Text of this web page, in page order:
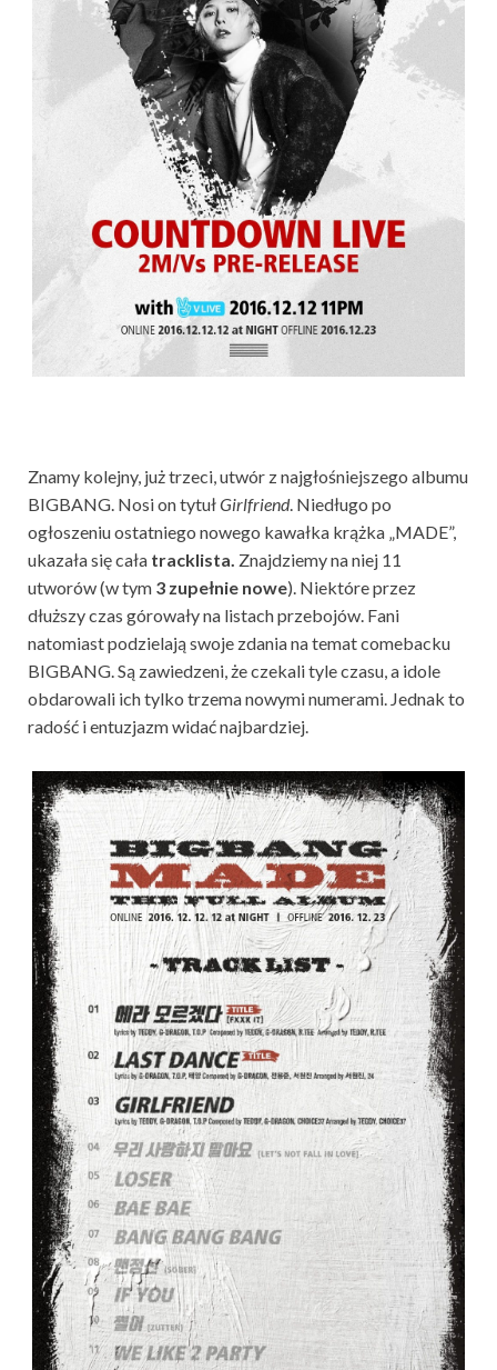
Znamy kolejny, już trzeci, utwór z najgłośniejszego albumu
BIGBANG. Nosi on tytułGirlfriend. Niedługo po
ogłoszeniu ostatniego nowego kawałka krążka „MADE”,
ukazała się cała tracklista. Znajdziemy na niej 11
utworów (w tym 3 zupełnie nowe). Niektóre przez
dłuższy czas górowały na listach przebojów. Fani
natomiast podzielają swoje zdania na temat comebacku
BIGBANG. Są zawiedzeni, że czekali tyle czasu, a idole
obdarowali ich tylko trzema nowymi numerami. Jednak to
radość i entuzjazm widać najbardziej.